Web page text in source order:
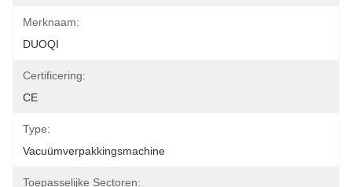
Merknaam:
DUOQI
Certificering:
CE
Type:
Vacuümverpakkingsmachine
Toepasselijke Sectoren: